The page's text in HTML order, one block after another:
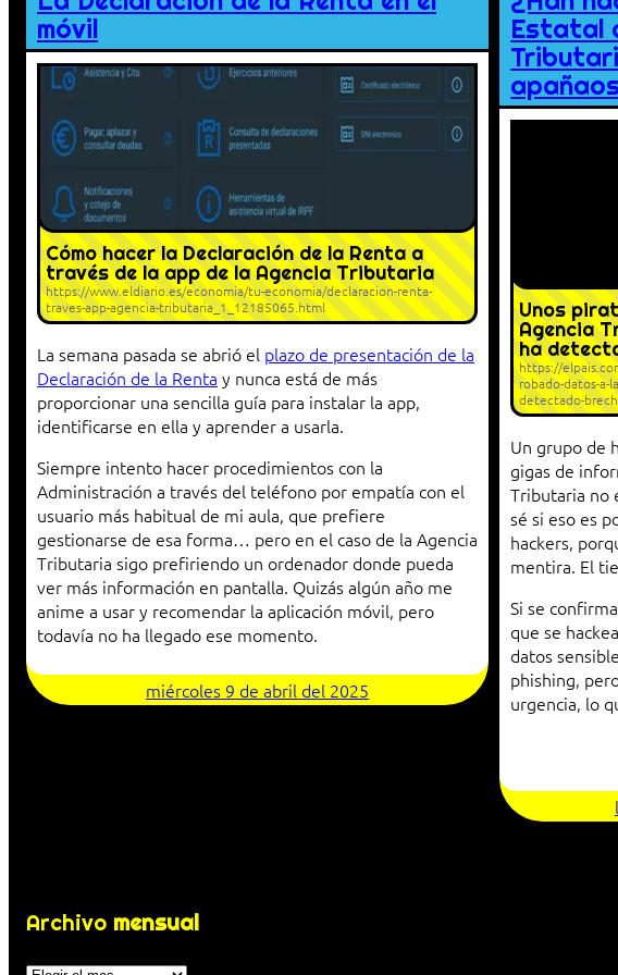
móvil
Cómo hacer la Declaración de la Renta a
través de la app de la Agencia Tributaria
https://www.eldiario.es/economia/tu-economia/declaracion-renta-
traves-app-agencia-tributaria_1_12185065.html
La semana pasada se abrió el plazo de presentación de la
Declaración de la Renta y nunca está de más
proporcionar una sencilla guía para instalar la app,
identificarse en ella y aprender a usarla.
Siempre intento hacer procedimientos con la
Administración a través del teléfono por empatía con el
usuario más habitual de mi aula, que prefiere
gestionarse de esa forma… pero en el caso de la Agencia
Tributaria sigo prefiriendo un ordenador donde pueda
ver más información en pantalla. Quizás algún año me
anime a usar y recomendar la aplicación móvil, pero
todavía no ha llegado ese momento.
miércoles 9 de abril del 2025
Estatal
Unos
Agencia
ha
https://
robado-datos-a-
detectado-
Un grupo de
gigas de
Tributaria no
sé si eso es
hackers,
mentira. El
Si se
que se
datos
phishing,
urgencia, lo
Archivo mensual